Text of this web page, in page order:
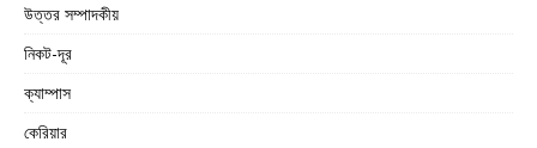
উত্তর সম্পাদকীয়
নিকট-দূর
ক্যাম্পাস
কেরিয়ার